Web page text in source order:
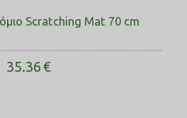
Scratching Mat 70 cm
35.36€